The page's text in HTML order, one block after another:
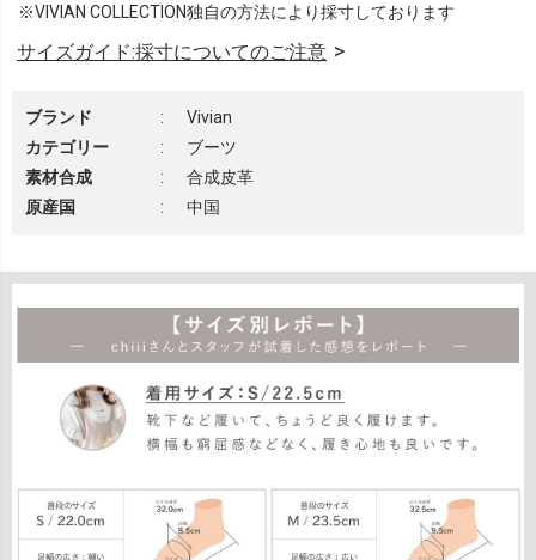
※VIVIAN COLLECTION独自の方法により採寸しております
サイズガイド:採寸についてのご注意
ブランド :
Vivian
カテゴリー
:
ブーツ
素材合成
:
合成皮革
原産国
: 中国